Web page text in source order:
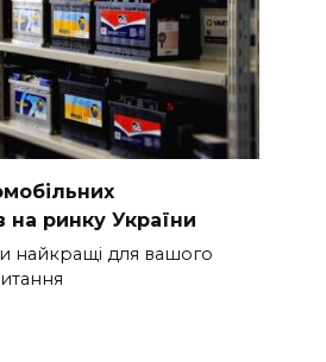
на ринку України
найкращі для вашого